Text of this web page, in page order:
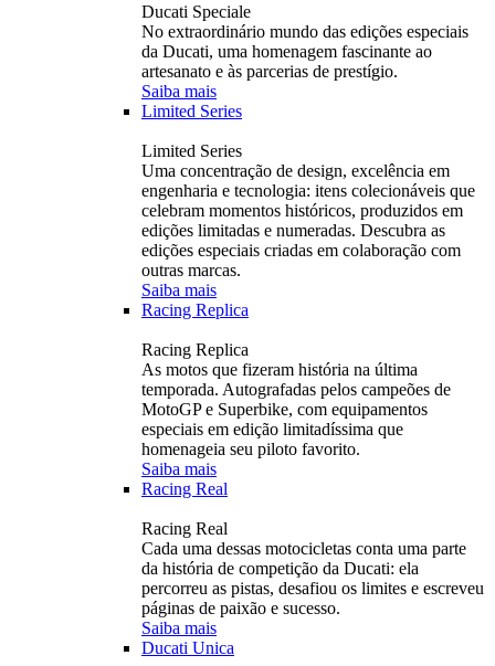
Ducati Speciale
No extraordinário mundo das edições especiais
da Ducati, uma homenagem fascinante ao
artesanato e às parcerias de prestígio.
Saiba mais
Limited Series
Limited Series
Uma concentração de design, excelência em
engenharia e tecnologia: itens colecionáveis ​​que
celebram momentos históricos, produzidos em
edições limitadas e numeradas. Descubra as
edições especiais criadas em colaboração com
outras marcas.
Saiba mais
Racing Replica
Racing Replica
As motos que fizeram história na última
temporada. Autografadas pelos campeões de
MotoGP e Superbike, com equipamentos
especiais em edição limitadíssima que
homenageia seu piloto favorito.
Saiba mais
Racing Real
Racing Real
Cada uma dessas motocicletas conta uma parte
da história de competição da Ducati: ela
percorreu as pistas, desafiou os limites e escreveu
páginas de paixão e sucesso.
Saiba mais
Ducati Unica